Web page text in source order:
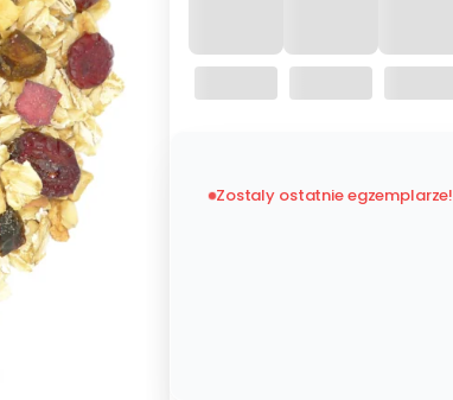
Zostaly ostatnie egzemplarze!